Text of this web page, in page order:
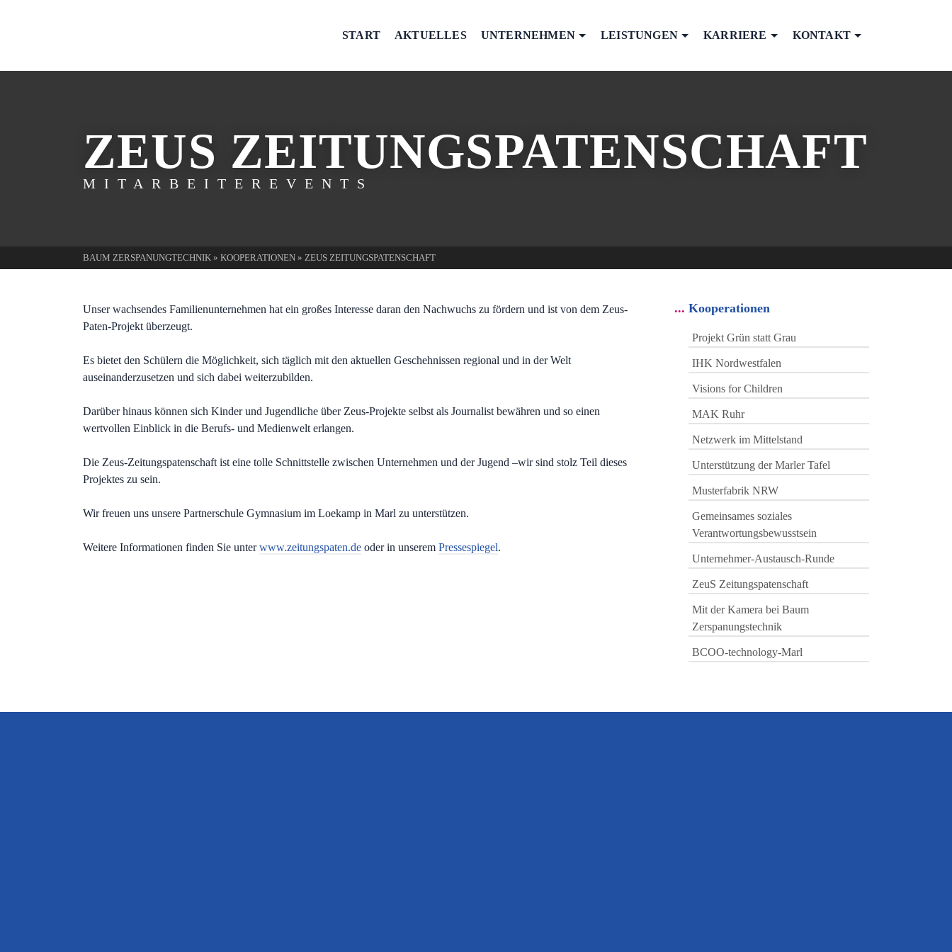
START AKTUELLES UNTERNEHMEN LEISTUNGEN KARRIERE KONTAKT
ZEUS ZEITUNGSPATENSCHAFT
MITARBEITEREVENTS
BAUM ZERSPANUNGTECHNIK » KOOPERATIONEN » ZEUS ZEITUNGSPATENSCHAFT
Unser wachsendes Familienunternehmen hat ein großes Interesse daran den Nachwuchs zu fördern und ist von dem Zeus-
Paten-Projekt überzeugt.
Es bietet den Schülern die Möglichkeit, sich täglich mit den aktuellen Geschehnissen regional und in der Welt
auseinanderzusetzen und sich dabei weiterzubilden.
Darüber hinaus können sich Kinder und Jugendliche über Zeus-Projekte selbst als Journalist bewähren und so einen
wertvollen Einblick in die Berufs- und Medienwelt erlangen.
Die Zeus-Zeitungspatenschaft ist eine tolle Schnittstelle zwischen Unternehmen und der Jugend –wir sind stolz Teil dieses
Projektes zu sein.
Wir freuen uns unsere Partnerschule Gymnasium im Loekamp in Marl zu unterstützen.
Weitere Informationen finden Sie unterwww.zeitungspaten.de oder in unserem Pressespiegel.
Kooperationen
Projekt Grün statt Grau
IHK Nordwestfalen
Visions for Children
MAK Ruhr
Netzwerk im Mittelstand
Unterstützung der Marler Tafel
Musterfabrik NRW
Gemeinsames soziales
Verantwortungsbewusstsein
Unternehmer-Austausch-Runde
ZeuS Zeitungspatenschaft
Mit der Kamera bei Baum
Zerspanungstechnik
BCOO-technology-Marl